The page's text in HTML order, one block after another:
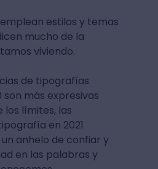
estilos y temas
mucho de la
viviendo.
de tipografías
más expresivas
los límites, las
en 2021
anhelo de confiar y
en las palabras y